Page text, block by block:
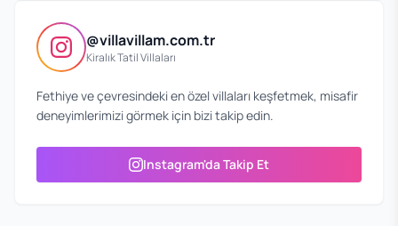
@villavillam.com.tr
Kiralık Tatil Villaları
Fethiye ve çevresindeki en özel villaları keşfetmek, misafir
deneyimlerimizi görmek için bizi takip edin.
Instagram'da Takip Et